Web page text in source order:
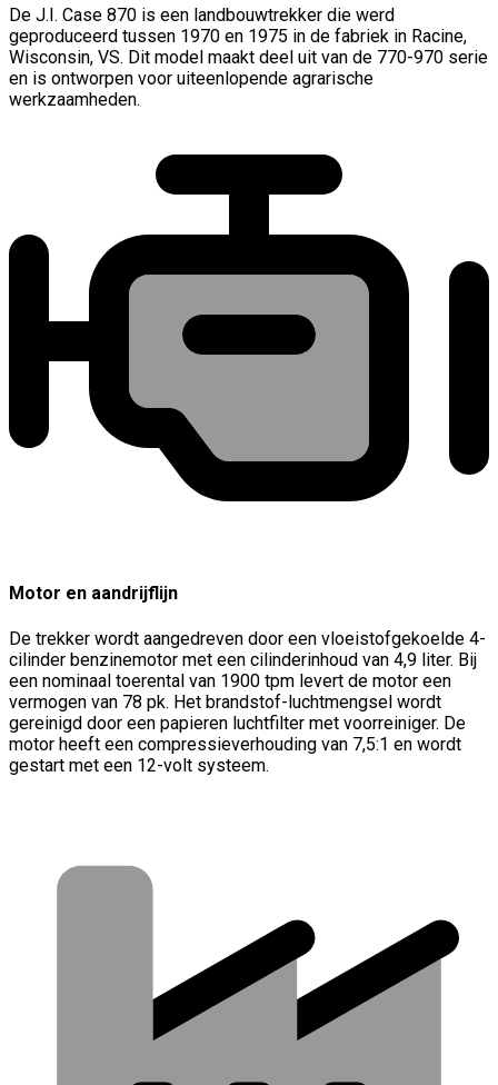
De J.I. Case 870 is een landbouwtrekker die werd
geproduceerd tussen 1970 en 1975 in de fabriek in Racine,
Wisconsin, VS. Dit model maakt deel uit van de 770-970 serie
en is ontworpen voor uiteenlopende agrarische
werkzaamheden.
Motor en aandrijflijn
De trekker wordt aangedreven door een vloeistofgekoelde 4-
cilinder benzinemotor met een cilinderinhoud van 4,9 liter. Bij
een nominaal toerental van 1900 tpm levert de motor een
vermogen van 78 pk. Het brandstof-luchtmengsel wordt
gereinigd door een papieren luchtfilter met voorreiniger. De
motor heeft een compressieverhouding van 7,5:1 en wordt
gestart met een 12-volt systeem.